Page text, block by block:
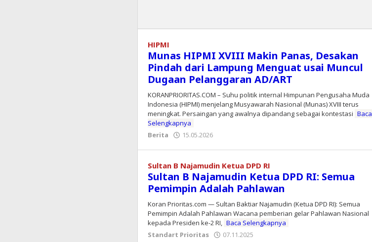
HIPMI
Munas HIPMI XVIII Makin Panas, Desakan
Pindah dari Lampung Menguat usai Muncul
Dugaan Pelanggaran AD/ART
KORANPRIORITAS.COM – Suhu politik internal Himpunan Pengusaha Muda
Indonesia (HIPMI) menjelang Musyawarah Nasional (Munas) XVIII terus
meningkat. Persaingan yang awalnya dipandang sebagai kontestasi Baca
Selengkapnya
Berita
15.05.2026
Sultan B Najamudin Ketua DPD RI
Sultan B Najamudin Ketua DPD RI: Semua
Pemimpin Adalah Pahlawan
Koran Prioritas.com — Sultan Baktiar Najamudin (Ketua DPD RI): Semua
Pemimpin Adalah Pahlawan Wacana pemberian gelar Pahlawan Nasional
kepada Presiden ke-2 RI, Baca Selengkapnya
Standart Prioritas
07.11.2025